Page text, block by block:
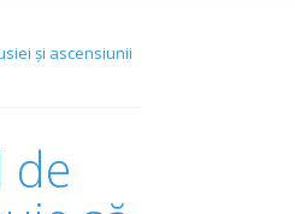
și ascensiunii
de